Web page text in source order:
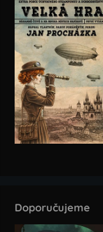
Doporučujeme